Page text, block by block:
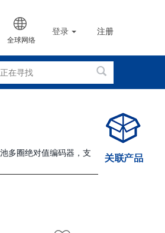
全球网络
登录 注册
多圈绝对值编码器，支